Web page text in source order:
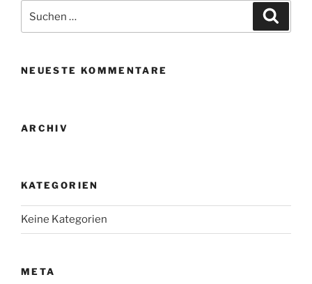
nach:
NEUESTE KOMMENTARE
ARCHIV
KATEGORIEN
Keine Kategorien
META